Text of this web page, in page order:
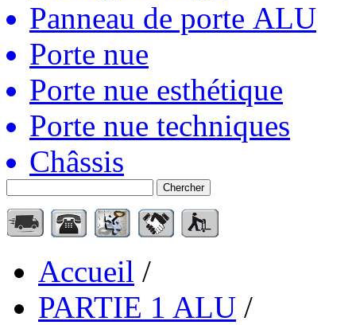
Panneau de porte ALU
Porte nue
Porte nue esthétique
Porte nue techniques
Châssis
Chercher
Accueil /
PARTIE 1 ALU /